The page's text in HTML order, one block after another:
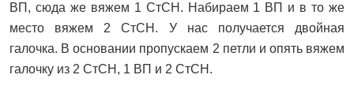
ВП, сюда же вяжем 1 СтСН. Набираем 1 ВП и в то же
место вяжем 2 СтСН. У нас получается двойная
галочка. В основании пропускаем 2 петли и опять вяжем
галочку из 2 СтСН, 1 ВП и 2 СтСН.